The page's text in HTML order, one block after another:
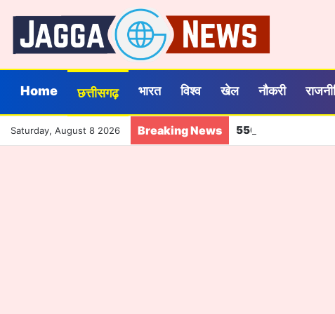
Home छत्तीसगढ़ भारत विश्व खेल नौकरी
Saturday, August 8 2026 Breaking News 550 रुपये में 3 महीने,